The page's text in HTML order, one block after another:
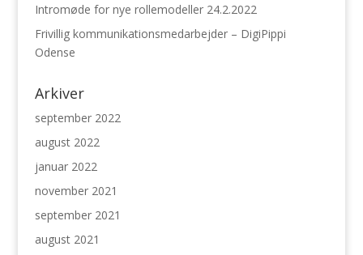
Intromøde for nye rollemodeller 24.2.2022
Frivillig kommunikationsmedarbejder – DigiPippi
Odense
Arkiver
september 2022
august 2022
januar 2022
november 2021
september 2021
august 2021